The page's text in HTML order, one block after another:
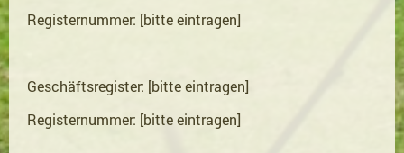
Registernummer: [bitte eintragen]
Geschäftsregister: [bitte eintragen]
Registernummer: [bitte eintragen]